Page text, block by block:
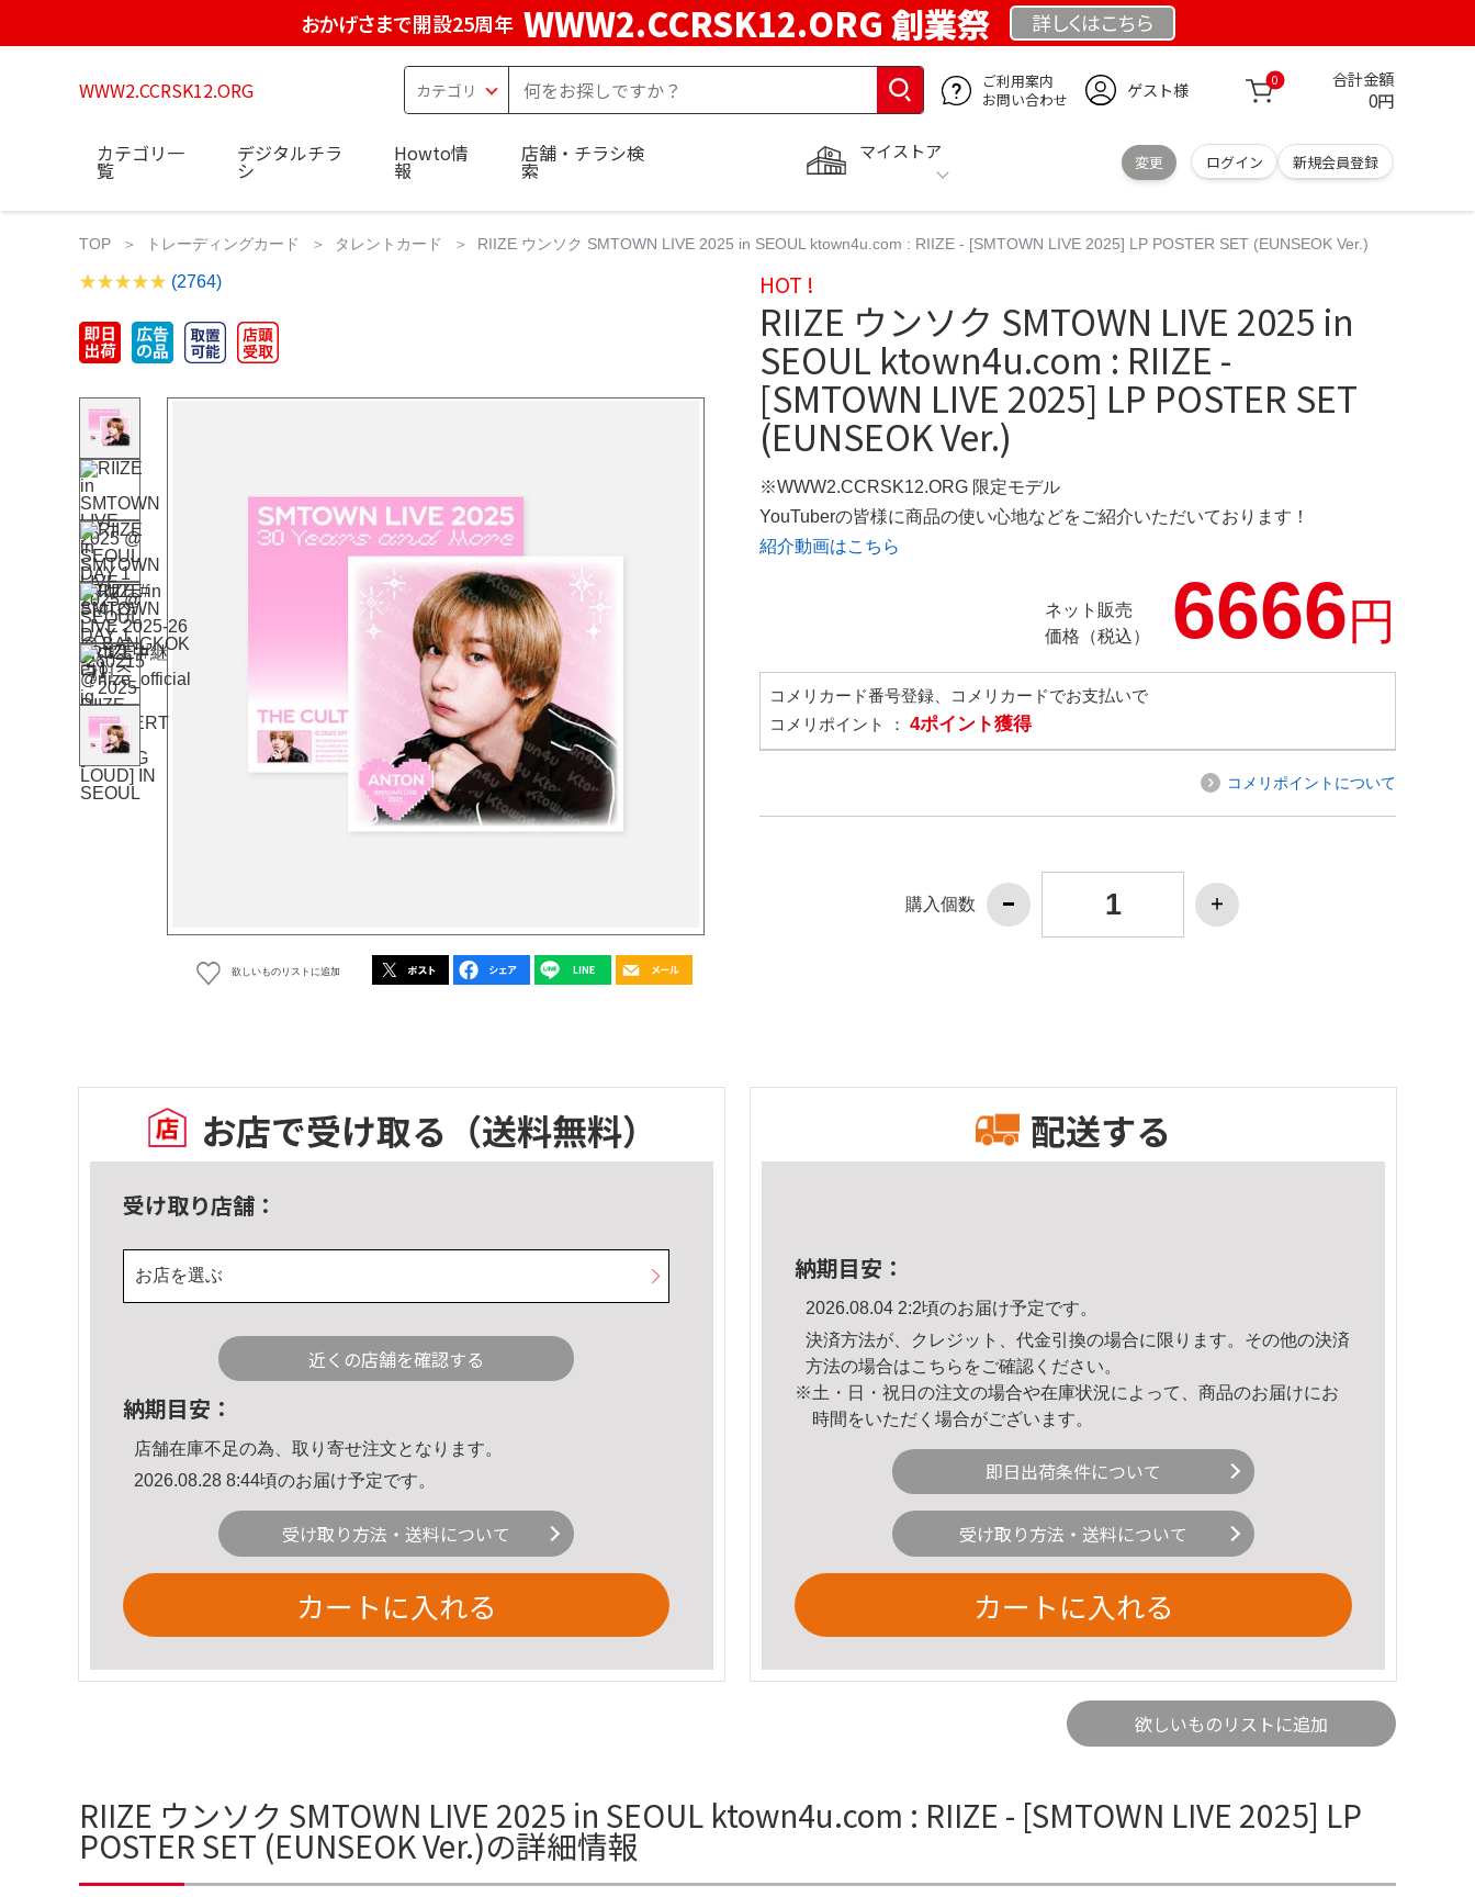
おかげさまで開設25周年 WWW2.CCRSK12.ORG 創業祭 詳しくはこちら
WWW2.CCRSK12.ORG
ご利用案内
お問い合わせ
ゲスト様 0 合計金額
0円
マイストア
変更 ログイン 新規会員登録
カテゴリ一
覧
デジタルチラ
シ
Howto情
報
店舗・チラシ検
索
TOP トレーディングカード タレントカード RIIZE ウンソク SMTOWN LIVE 2025 in SEOUL ktown4u.com : RIIZE - [SMTOWN LIVE 2025] LP POSTER SET (EUNSEOK Ver.)
(2764)
欲しいものリストに追加
HOT !
RIIZE ウンソク SMTOWN LIVE 2025 in
SEOUL ktown4u.com : RIIZE -
[SMTOWN LIVE 2025] LP POSTER SET
(EUNSEOK Ver.)
※WWW2.CCRSK12.ORG 限定モデル
YouTuberの皆様に商品の使い心地などをご紹介いただいております！
紹介動画はこちら
ネット販売
価格（税込）
6666円
コメリカード番号登録、コメリカードでお支払いで
コメリポイント ： 4ポイント獲得
コメリポイントについて
購入個数
お店で受け取る （送料無料）
受け取り店舗：
お店を選ぶ
近くの店舗を確認する
納期目安：
店舗在庫不足の為、取り寄せ注文となります。
2026.08.28 8:44頃のお届け予定です。
受け取り方法・送料について
カートに入れる
配送する
納期目安：
2026.08.04 2:2頃のお届け予定です。
決済方法が、クレジット、代金引換の場合に限ります。その他の決済
方法の場合はこちら をご確認ください。
※土・日・祝日の注文の場合や在庫状況によって、商品のお届けにお
時間をいただく場合がございます。
即日出荷条件について
受け取り方法・送料について
カートに入れる
欲しいものリストに追加
RIIZE ウンソク SMTOWN LIVE 2025 in SEOUL ktown4u.com : RIIZE - [SMTOWN LIVE 2025] LP
POSTER SET (EUNSEOK Ver.)の詳細情報